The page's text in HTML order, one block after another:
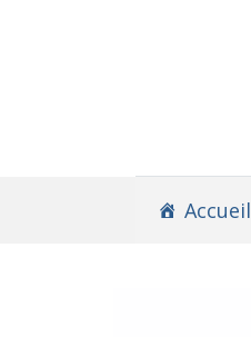
Accueil